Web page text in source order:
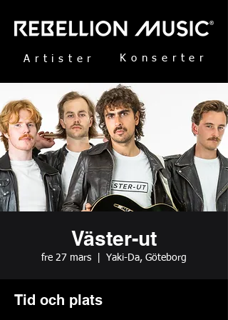
Artister Konserter
Väster-ut
fre 27 mars Yaki-Da, Göteborg
Tid och plats